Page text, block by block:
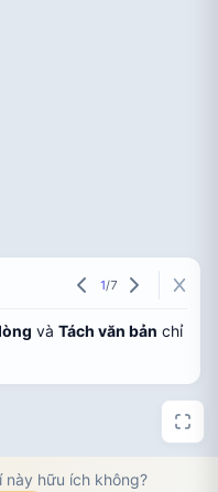
và Tách văn bản chỉ
1/7
này hữu ích không?